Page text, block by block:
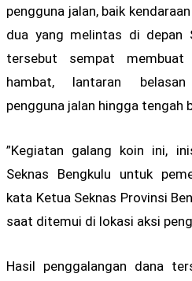
pengguna jalan, baik
dua yang melintas di depan
tersebut sempat
hambat, lantaran
pengguna jalan hingga tengah
”Kegiatan galang koin ini,
Seknas Bengkulu untuk
kata Ketua Seknas Provinsi
saat ditemui di lokasi aksi
Hasil penggalangan dana